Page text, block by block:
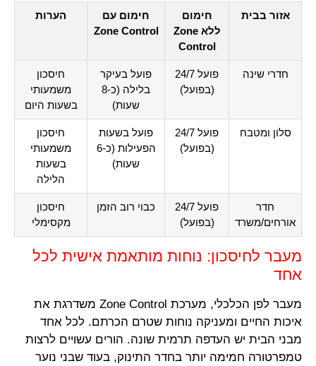
אזור בבית
חימום
ללא Zone
Control
חימום עם
Zone Control
הערות
חדרי שינה
פועל 24/7
(בפועל)
פועל בעיקר
בלילה (כ-8
שעות)
חיסכון
משמעותי
בשעות היום
סלון ומטבח
פועל 24/7
(בפועל)
פועל בשעות
הפעילות (כ-6
שעות)
חיסכון
משמעותי
בשעות
הלילה
חדר
אורחים/משרד
פועל 24/7
(בפועל)
כבוי רוב הזמן
חיסכון
מקסימלי
מעבר לחיסכון: נוחות מותאמת אישית לכל
אחד
מעבר לפן הכלכלי, מערכת Zone Control משדרגת את
איכות החיים ומעניקה נוחות שטרם הכרתם. לכל אחד
מבני הבית יש העדפה תרמית שונה. הורים עשויים לרצות
טמפרטורה חמימה יותר בחדר התינוק, בעוד שבני נוער